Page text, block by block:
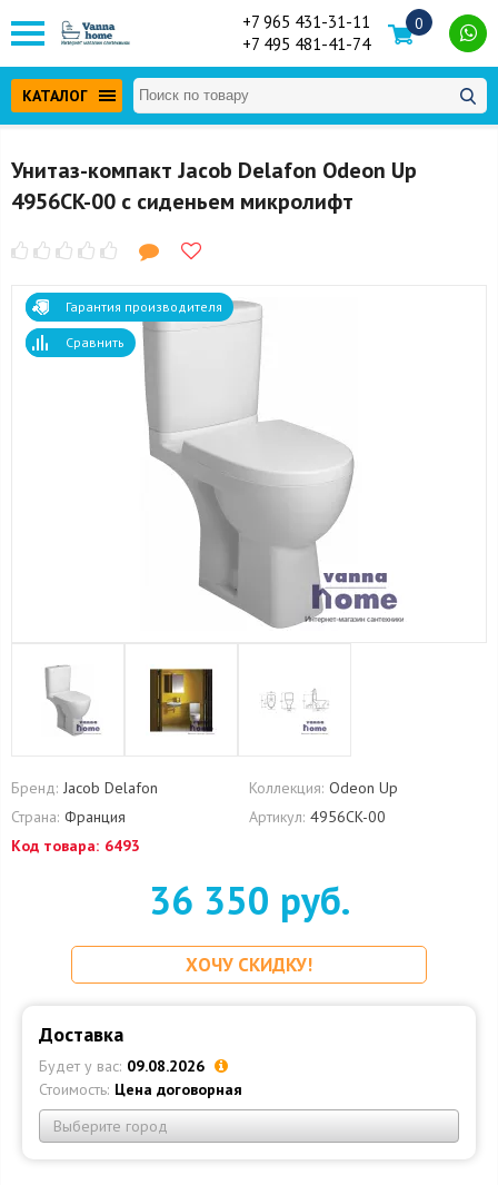
+7 965 431-31-11
+7 495 481-41-74
0
КАТАЛОГ
Унитаз-компакт Jacob Delafon Odeon Up
4956CK-00 с сиденьем микролифт
Гарантия производителя
Сравнить
Бренд: Jacob Delafon Коллекция: Odeon Up
Страна: Франция Артикул: 4956CK-00
Код товара: 6493
36 350 руб.
ХОЧУ СКИДКУ!
Доставка
Будет у вас: 09.08.2026
Стоимость: Цена договорная
Выберите город